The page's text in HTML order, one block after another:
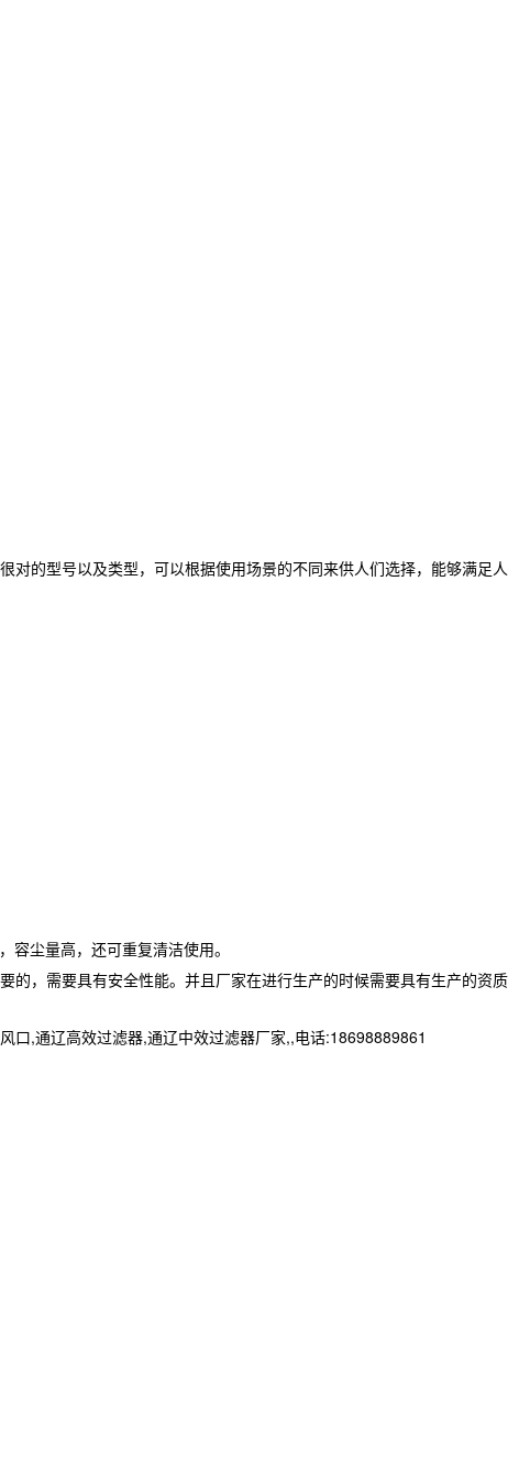
的型号以及类型，可以根据使用场景的不同来供人们选择，能够满足人
尘量高，还可重复清洁使用。
的，需要具有安全性能。并且厂家在进行生产的时候需要具有生产的资质
口,通辽高效过滤器,通辽中效过滤器厂家,,电话:18698889861